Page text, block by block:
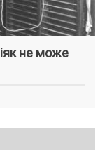
не може